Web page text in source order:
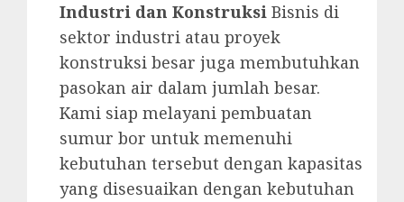
Industri dan Konstruksi Bisnis di
sektor industri atau proyek
konstruksi besar juga membutuhkan
pasokan air dalam jumlah besar.
Kami siap melayani pembuatan
sumur bor untuk memenuhi
kebutuhan tersebut dengan kapasitas
yang disesuaikan dengan kebutuhan